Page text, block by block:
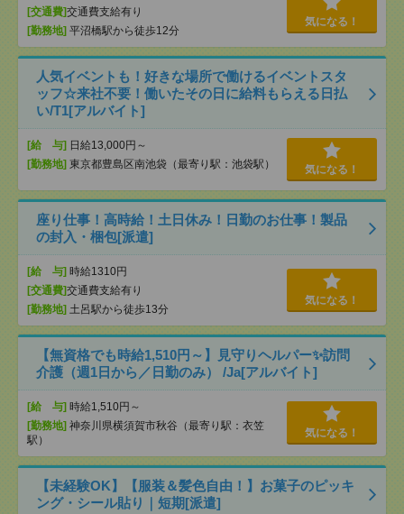
[交通費]交通費支給有り
[勤務地] 平沼橋駅から徒歩12分
気になる！
人気イベントも！好きな場所で働けるイベントスタ
ッフ☆来社不要！働いたその日に給料もらえる日払
い/T1[アルバイト]
[給 与] 日給13,000円～
[勤務地] 東京都豊島区南池袋（最寄り駅：池袋駅） 気になる！
座り仕事！高時給！土日休み！日勤のお仕事！製品
の封入・梱包[派遣]
[給 与] 時給1310円
[交通費]交通費支給有り
[勤務地] 土呂駅から徒歩13分
気になる！
【無資格でも時給1,510円～】見守りヘルパー✨訪問
介護（週1日から／日勤のみ） /Ja[アルバイト]
[給 与] 時給1,510円～
[勤務地] 神奈川県横須賀市秋谷（最寄り駅：衣笠
駅）
気になる！
【未経験OK】【服装＆髪色自由！】お菓子のピッキ
ング・シール貼り｜短期[派遣]